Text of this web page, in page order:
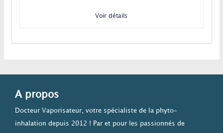
Voir détails
A propos
Docteur Vaporisateur, votre spécialiste de la phyto-
inhalation depuis 2012 ! Par et pour les passionnés de